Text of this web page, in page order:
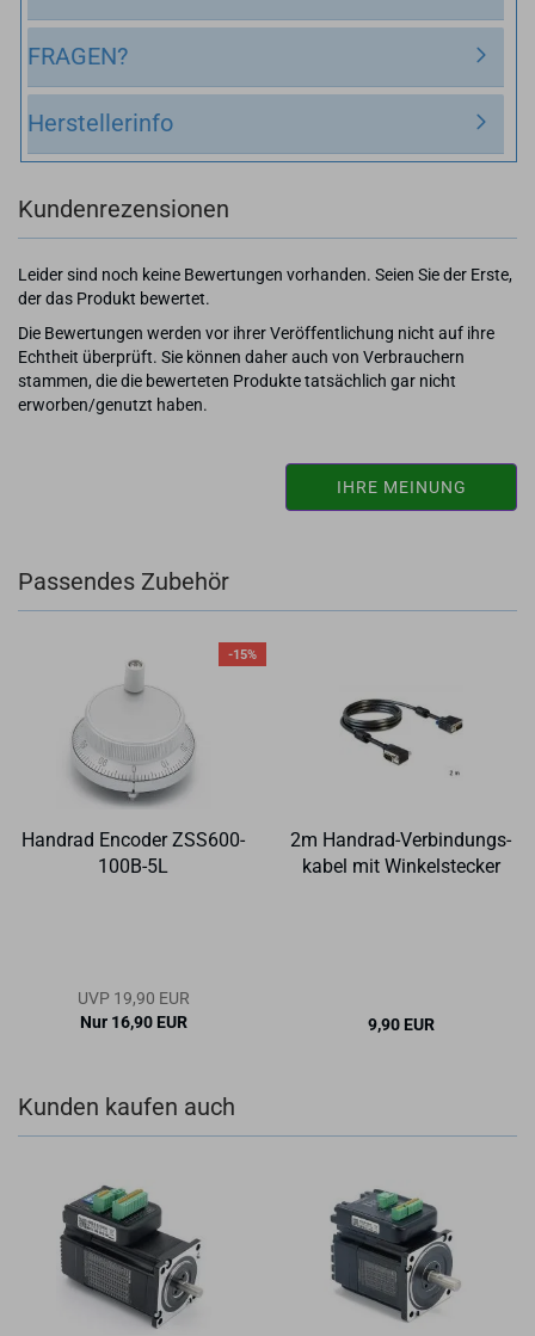
FRAGEN?
Herstellerinfo
Kundenrezensionen
Leider sind noch keine Bewertungen vorhanden. Seien Sie der Erste,
der das Produkt bewertet.
Die Bewertungen werden vor ihrer Veröffentlichung nicht auf ihre
Echtheit überprüft. Sie können daher auch von Verbrauchern
stammen, die die bewerteten Produkte tatsächlich gar nicht
erworben/genutzt haben.
IHRE MEINUNG
Passendes Zubehör
-15%
Hand­rad En­co­der ZSS600-​​
100B-​5L
UVP 19,90 EUR
Nur 16,90 EUR
2m Handrad-​​Ver­bin­dungs­
ka­bel mit Win­kel­ste­cker
9,90 EUR
Kunden kaufen auch